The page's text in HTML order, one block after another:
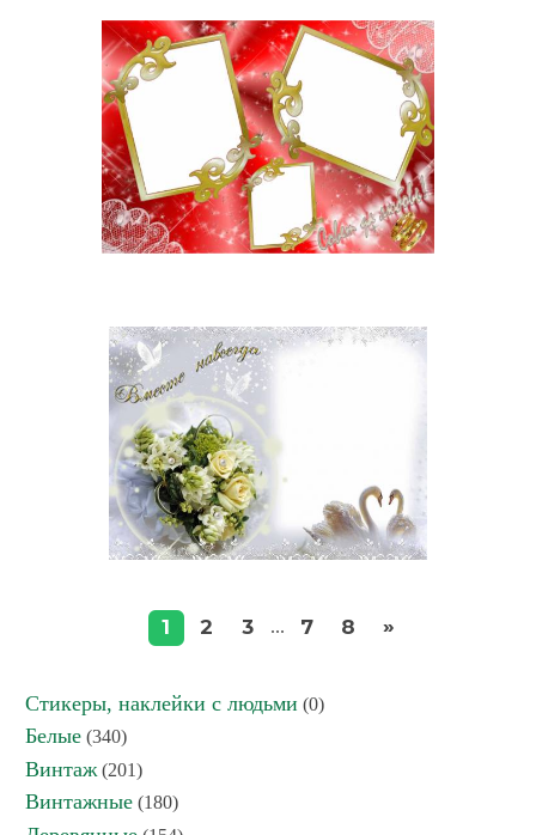
1 2 3 ... 7 8 »
Стикеры, наклейки с людьми (0)
Белые (340)
Винтаж (201)
Винтажные (180)